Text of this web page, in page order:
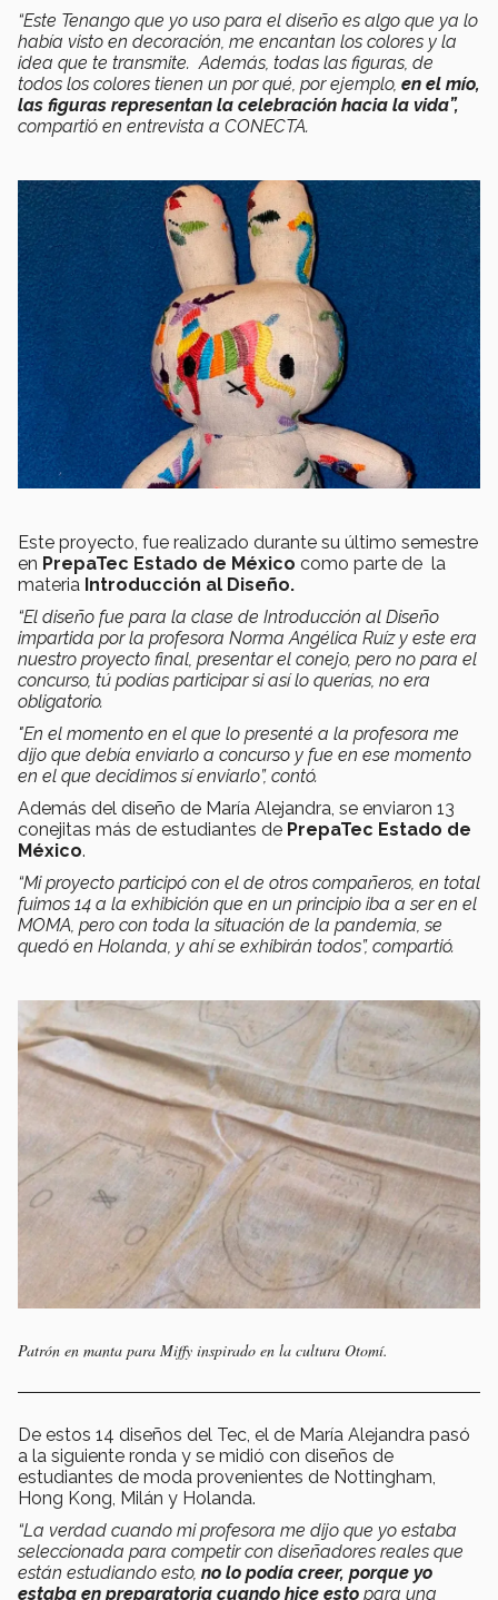
“Este Tenango que yo uso para el diseño es algo que ya lo
había visto en decoración, me encantan los colores y la
idea que te transmite. Además, todas las figuras, de
todos los colores tienen un por qué, por ejemplo, en el mío,
las figuras representan la celebración hacia la vida”,
compartió en entrevista a CONECTA.
Este proyecto, fue realizado durante su último semestre
en PrepaTec Estado de México como parte de la
materia Introducción al Diseño.
“El diseño fue para la clase de Introducción al Diseño
impartida por la profesora Norma Angélica Ruíz y este era
nuestro proyecto final, presentar el conejo, pero no para el
concurso, tú podías participar si así lo querías, no era
obligatorio.
"En el momento en el que lo presenté a la profesora me
dijo que debía enviarlo a concurso y fue en ese momento
en el que decidimos sí enviarlo”, contó.
Además del diseño de María Alejandra, se enviaron 13
conejitas más de estudiantes de PrepaTec Estado de
México.
“Mi proyecto participó con el de otros compañeros, en total
fuimos 14 a la exhibición que en un principio iba a ser en el
MOMA, pero con toda la situación de la pandemia, se
quedó en Holanda, y ahí se exhibirán todos”, compartió.
Patrón en manta para Miffy inspirado en la cultura Otomí.
De estos 14 diseños del Tec, el de María Alejandra pasó
a la siguiente ronda y se midió con diseños de
estudiantes de moda provenientes de Nottingham,
Hong Kong, Milán y Holanda.
“La verdad cuando mi profesora me dijo que yo estaba
seleccionada para competir con diseñadores reales que
están estudiando esto, no lo podía creer, porque yo
estaba en preparatoria cuando hice esto para una